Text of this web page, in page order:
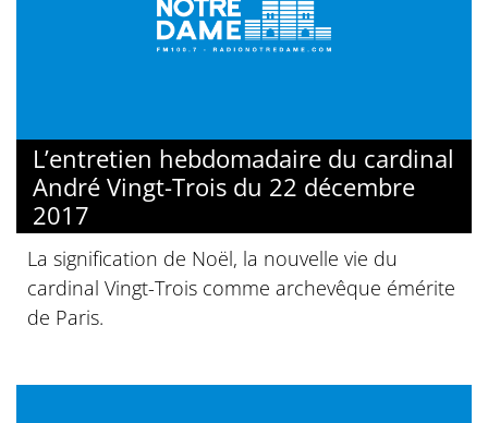
L’entretien hebdomadaire du cardinal
André Vingt-Trois du 22 décembre
2017
La signification de Noël, la nouvelle vie du
cardinal Vingt-Trois comme archevêque émérite
de Paris.